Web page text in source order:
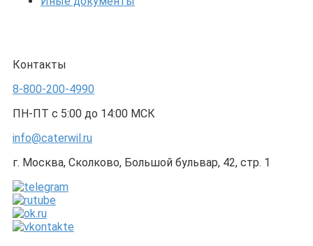
Контакты
8-800-200-4990
ПН-ПТ с 5:00 до 14:00 МСК
info@caterwil.ru
г. Москва, Сколково, Большой бульвар, 42, стр. 1